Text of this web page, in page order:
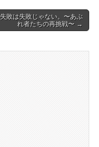
失敗は失敗じゃない。〜あぶ
れ者たちの再挑戦〜 →